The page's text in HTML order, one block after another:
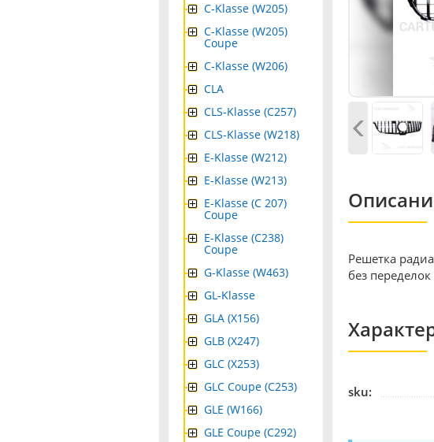
Решетка
без
sku:
C-Klasse (W205)
C-Klasse (W205)
Coupe
C-Klasse (W206)
CLA
CLS-Klasse (C257)
CLS-Klasse (W218)
E-Klasse (W212)
E-Klasse (W213)
E-Klasse (C 207)
Coupe
E-Klasse (C238)
Coupe
G-Klasse (W463)
GL-Klasse
GLA (X156)
GLB (X247)
GLC (X253)
GLC Coupe (C253)
GLE (W166)
GLE Coupe (C292)